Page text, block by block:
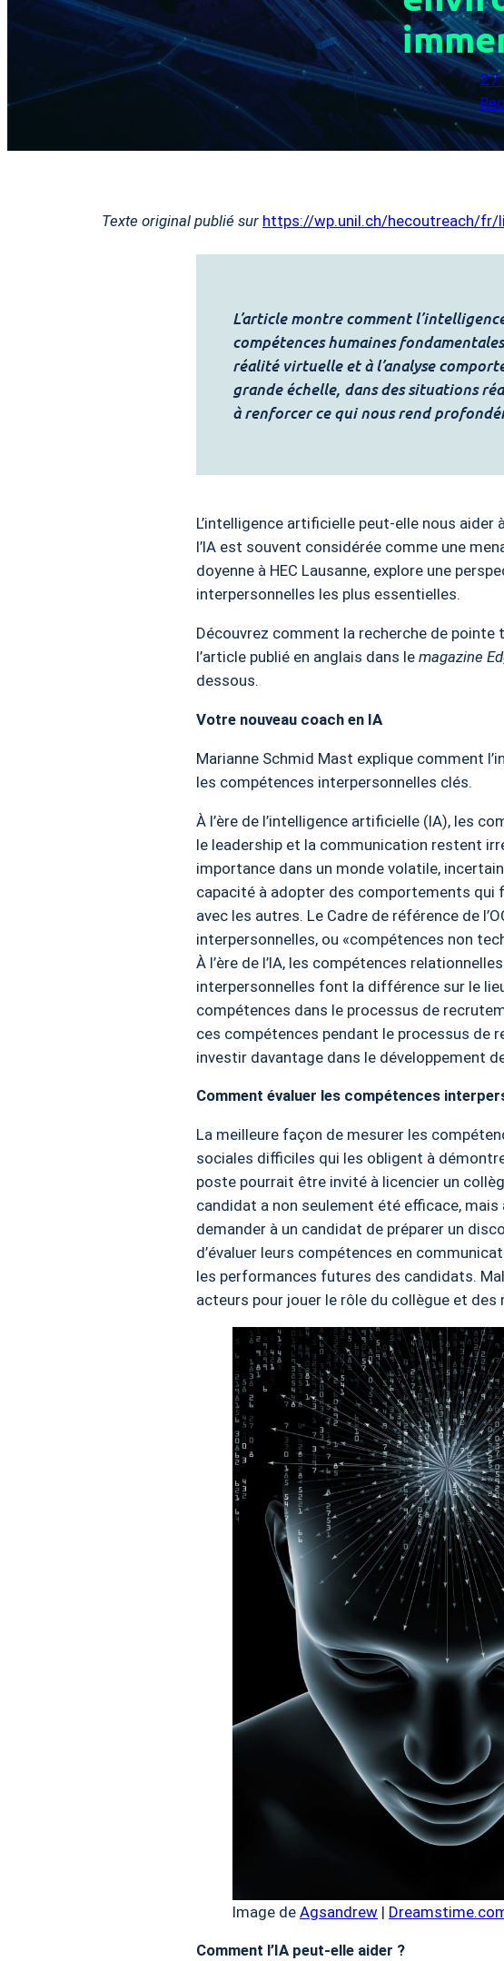
27
Texte original publié sur https://wp.unil.ch/hecoutreach/fr/
L’article montre comment
compétences humaines
réalité virtuelle et à l’analyse
grande échelle, dans des situations
à renforcer ce qui nous rend
L’intelligence artificielle peut-elle nous
l’IA est souvent considérée comme une
doyenne à HEC Lausanne, explore une
interpersonnelles les plus essentielles.
Découvrez comment la recherche de pointe
l’article publié en anglais dans le magazine
dessous.
Votre nouveau coach en IA
Marianne Schmid Mast explique comment
les compétences interpersonnelles clés.
À l’ère de l’intelligence artificielle (IA), les
le leadership et la communication restent
importance dans un monde volatile,
capacité à adopter des comportements
avec les autres. Le Cadre de référence de
interpersonnelles, ou «compétences non
À l’ère de l’IA, les compétences
interpersonnelles font la différence sur le
compétences dans le processus de
ces compétences pendant le processus de
investir davantage dans le développement
Comment évaluer les compétences
La meilleure façon de mesurer les
sociales difficiles qui les obligent à
poste pourrait être invité à licencier un
candidat a non seulement été efficace, mais
demander à un candidat de préparer un
d’évaluer leurs compétences en
les performances futures des candidats.
acteurs pour jouer le rôle du collègue et des
Image de Agsandrew |
Comment l’IA peut-elle aider ?